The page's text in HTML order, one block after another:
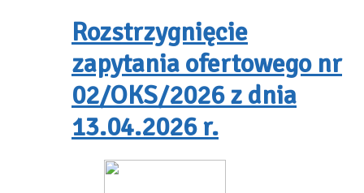
Rozstrzygnięcie
zapytania ofertowego nr
02/OKS/2026 z dnia
13.04.2026 r.